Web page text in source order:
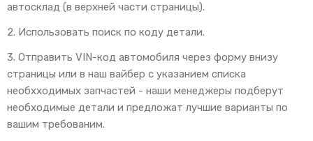
автосклад (в верхней части страницы).
2. Использовать поиск по коду детали.
3. Отправить VIN-код автомобиля через форму внизу
страницы или в наш вайбер с указанием списка
необхходимых запчастей - наши менеджеры подберут
необходимые детали и предложат лучшие варианты по
вашим требованим.